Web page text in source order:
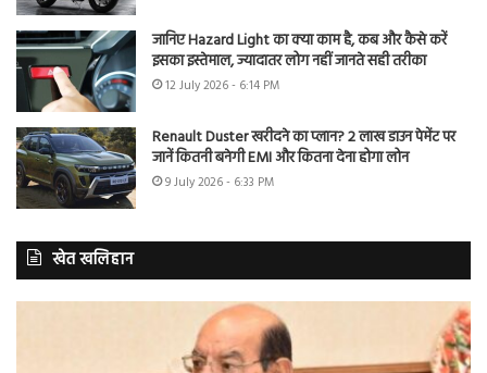
जानिए Hazard Light का क्या काम है, कब और कैसे करें
इसका इस्तेमाल, ज्यादातर लोग नहीं जानते सही तरीका
12 July 2026 - 6:14 PM
Renault Duster खरीदने का प्लान? 2 लाख डाउन पेमेंट पर
जानें कितनी बनेगी EMI और कितना देना होगा लोन
9 July 2026 - 6:33 PM
खेत खलिहान